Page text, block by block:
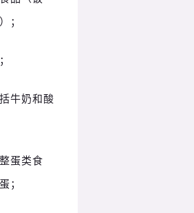
；
牛奶和酸
蛋类食
；